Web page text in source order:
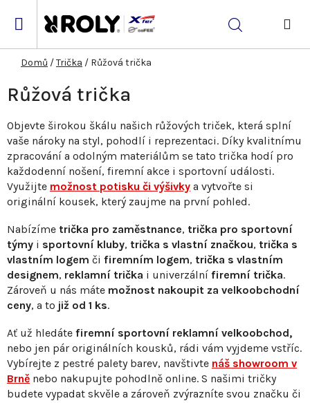
Hledat
Domů /Trička / Růžová trička
Růžová trička
Objevte širokou škálu našich růžových triček, která splní
vaše nároky na styl, pohodlí i reprezentaci. Díky kvalitnímu
zpracování a odolným materiálům se tato trička hodí pro
každodenní nošení, firemní akce i sportovní události.
Využijte možnost potisku či výšivky a vytvořte si
originální kousek, který zaujme na první pohled.
Nabízíme trička pro zaměstnance, trička pro sportovní
týmy i sportovní kluby, trička s vlastní značkou, trička s
vlastním logem či firemním logem, trička s vlastním
designem, reklamní trička i univerzální firemní trička.
Zároveň u nás máte možnost nakoupit za velkoobchodní
ceny, a to již od 1 ks.
Ať už hledáte firemní sportovní reklamní velkoobchod,
nebo jen pár originálních kousků, rádi vám vyjdeme vstříc.
Vybírejte z pestré palety barev, navštivte náš showroom v
Brně nebo nakupujte pohodlně online. S našimi tričky
budete vypadat skvěle a zároveň zvýrazníte svou značku či